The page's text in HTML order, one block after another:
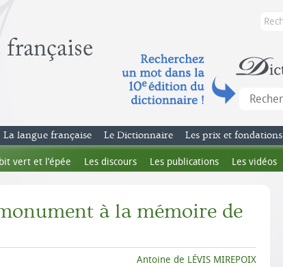
vert et l’épée Les discours Les publications Les vidéos
La langue française Le Dictionnaire Les prix et fondations
à la mémoire de
Antoine de LÉVIS MIREPOIX